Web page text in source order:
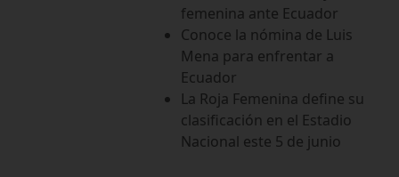
femenina ante Ecuador
Conoce la nómina de Luis
Mena para enfrentar a
Ecuador
La Roja Femenina define su
clasificación en el Estadio
Nacional este 5 de junio